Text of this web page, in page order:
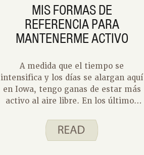
MIS FORMAS DE
REFERENCIA PARA
MANTENERME ACTIVO
A medida que el tiempo se
intensifica y los días se alargan aquí
en Iowa, tengo ganas de estar más
activo al aire libre. En los últimos
de estar activo al aire libre es salir a
paseos en bici. El año pasado fue mi